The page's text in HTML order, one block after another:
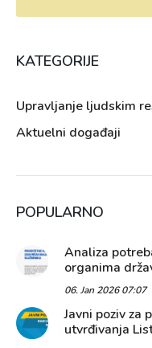
KATEGORIJE
Upravljanje ljudskim
Aktuelni događaji
POPULARNO
Analiza
organima
06. Jan 2026 07:07
Javni poziv za
utvrđivanja